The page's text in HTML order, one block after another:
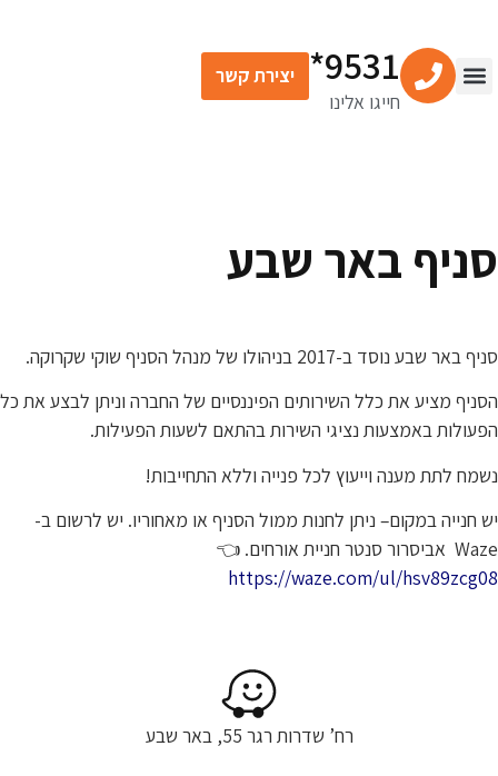
9531*
חייגו אלינו
יצירת קשר
סניף באר שבע
סניף באר שבע נוסד ב-2017 בניהולו של מנהל הסניף שוקי שקרוקה.
הסניף מציע את כלל השירותים הפיננסיים של החברה וניתן לבצע את כל
הפעולות באמצעות נציגי השירות בהתאם לשעות הפעילות.
נשמח לתת מענה וייעוץ לכל פנייה וללא התחייבות!
יש חנייה במקום– ניתן לחנות ממול הסניף או מאחוריו. יש לרשום ב-
Waze אביסרור סנטר חניית אורחים.
👈
https://waze.com/ul/hsv89zcg08
רח’ שדרות רגר 55, באר שבע